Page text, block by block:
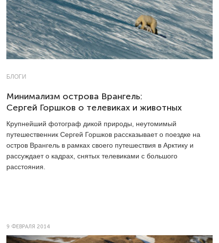
БЛОГИ
Минимализм острова Врангель:
Сергей Горшков о телевиках и животных
Крупнейший фотограф дикой природы, неутомимый
путешественник Сергей Горшков рассказывает о поездке на
остров Врангель в рамках своего путешествия в Арктику и
рассуждает о кадрах, снятых телевиками с большого
расстояния.
9 ФЕВРАЛЯ 2014